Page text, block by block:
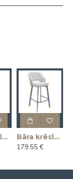
Bāra krēsls ANDRE
Bāra krēsls ANDRE
179.55 €